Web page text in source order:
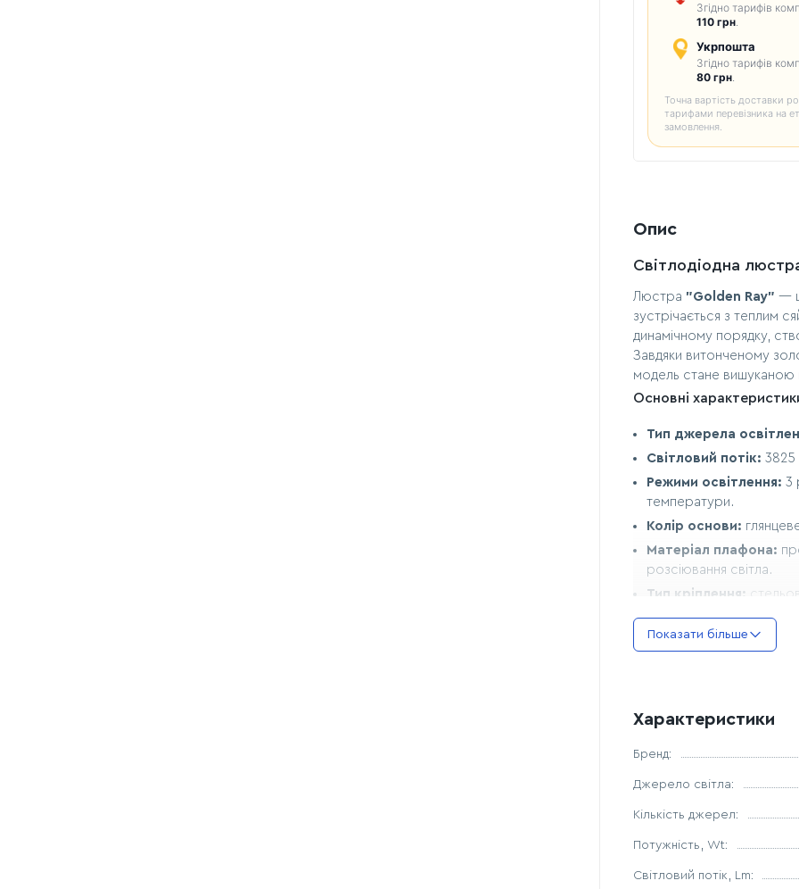
Згідно тарифів
110 грн.
Укрпошта
Згідно тарифів
80 грн.
Точна вартість доставки
тарифами перевізника на
замовлення.
Опис
Світлодіодна
Люстра "Golden Ray" —
зустрічається з теплим
динамічному порядку,
Завдяки витонченому
модель стане вишуканою
Основні
Тип джерела
Світловий потік: 3825
Режими освітлення: 3
температури.
Колір основи:
Матеріал плафона:
розсіювання світла.
Тип кріплення:
Загальні розміри:
Стельова чашка:
Зона застосування:
елегантність меблів та
Простора спальня:
Показати більше
Характеристики
Бренд:
Джерело світла:
Кількість джерел:
Потужність, Wt:
Світловий потік, Lm: